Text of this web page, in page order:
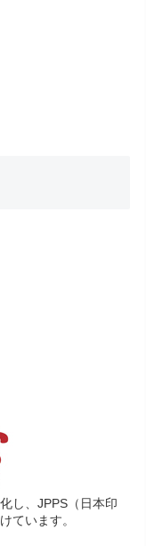
し、JPPS（日本印
ています。